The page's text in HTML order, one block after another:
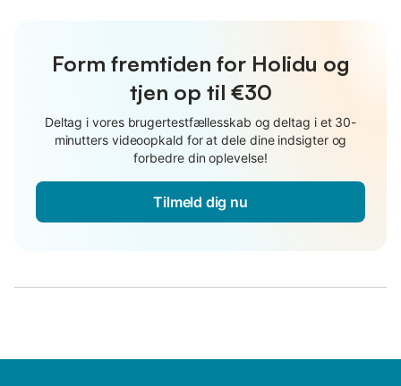
Form fremtiden for Holidu og
tjen op til €30
Deltag i vores brugertestfællesskab og deltag i et 30-
minutters videoopkald for at dele dine indsigter og
forbedre din oplevelse!
Tilmeld dig nu